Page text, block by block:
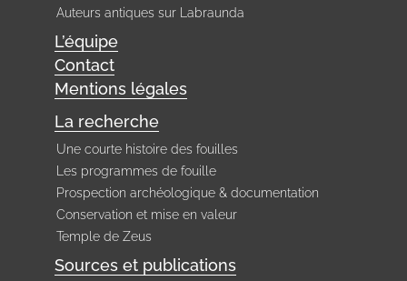
Auteurs antiques sur Labraunda
L’équipe
Contact
Mentions légales
La recherche
Une courte histoire des fouilles
Les programmes de fouille
Prospection archéologique & documentation
Conservation et mise en valeur
Temple de Zeus
Sources et publications